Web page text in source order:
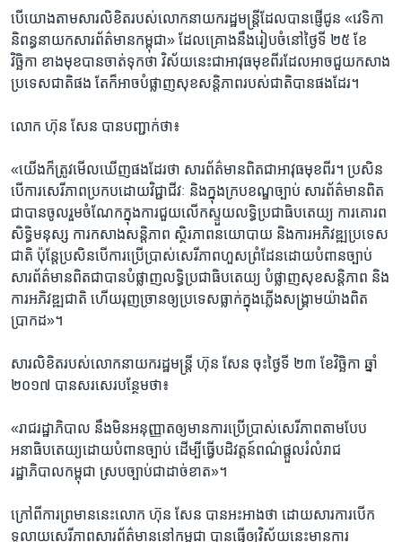
បើ​យោង​តាម​សារ​លិខិតរបស់​លោក​នាយករដ្ឋមន្ត្រី​ដែល​បាន​ផ្ញើ​ជូន «វេទិកា​
និពន្ធ​នាយក​សារព័ត៌មាន​កម្ពុជា»​ ដែល​គ្រោង​នឹង​រៀបចំ​នៅ​ថ្ងៃ​ទី​ ២៥​ ខែ​
វិច្ឆិកា​ ​ខាងមុខ​បានចាត់​ទុក​ថា​ វិស័យ​នេះ​ជា​អាវុធ​មុខ​ពីរ​ដែល​អាច​ជួយ​កសាង​
ប្រទេស​ជាតិ​ផង​ តែ​ក៏​អាច​បំផ្លាញ​សុខ​សន្តិភាព​របស់​ជាតិ​បាន​ផង​ដែរ។
លោក​ ហ៊ុន សែន​ បាន​បញ្ជាក់​ថា៖
«យើង​ក៏​ត្រូវ​មើល​ឃើញ​ផង​ដែរ​ថា​ សារព័ត៌មាន​ពិត​ជា​អាវុធ​មុខ​ពីរ។ ប្រសិន​
បើ​ការ​សេរីភាព​ប្រកប​ដោយ​វិជ្ជាជីវៈ​ និង​ក្នុង​ក្រប​ខណ្ឌ​ច្បាប់​ សារព័ត៌មាន​ពិត​
ជា​បាន​ចូលរួម​ចំណែក​ក្នុង​ការ​ជួយ​លើក​ស្ទួយ​លទ្ធិ​ប្រជាធិបតេយ្យ​ ការ​គោរព​
សិទ្ធិមនុស្ស​ ការ​កសាង​សន្តិភាព​ ស្ថិរភាព​នយោបាយ​ និង​ការ​អភិវឌ្ឍ​ប្រទេស​
ជាតិ​ ប៉ុន្តែ​ប្រសិន​បើ​ការ​ប្រើប្រាស់​សេរីភាព​ហួស​ព្រំដែន​ដោយ​បំពាន​ច្បាប់​
សារព័ត៌មាន​ពិត​ជា​បាន​បំផ្លាញ​លទ្ធិប្រជាធិបតេយ្យ​ បំផ្លាញ​សុខ​សន្តិភាព​ និង​
ការ​អភិវឌ្ឍ​ជាតិ​ ហើយ​រុញច្រាន​ឲ្យ​ប្រទេស​ធ្លាក់​ក្នុង​ភ្លើង​សង្គ្រាម​យ៉ាង​ពិត​
ប្រាកដ‍»។
សារលិខិត​របស់​លោក​នាយករដ្ឋមន្ត្រី ហ៊ុន​ សែន​ ចុះ​ថ្ងៃ​ទី​ ២៣​ ​ខែ​វិច្ឆិកា​ ឆ្នាំ​
២០១៧​ ​បាន​សរសេរ​បន្ថែម​ថា៖
«រាជរដ្ឋាភិបាល​ នឹង​មិន​អនុញ្ញាត​ឲ្យ​មាន​ការ​ប្រើប្រាស់​សេរីភាព​តាម​បែប​
អនាធិបតេយ្យ​ដោយ​បំពាន​ច្បាប់​ ដើម្បី​ធ្វើ​បដិវត្តន៍​ពណ៌​ផ្តួល​រំលំ​រាជ​
រដ្ឋាភិបាល​កម្ពុជា​ ស្រប​ច្បាប់​ជា​ដាច់ខាត»។​
ក្រៅពី​ការ​ព្រមាន​នេះ​លោក ​ហ៊ុន សែន​ បាន​អះអាង​ថា​ ដោយ​សារការ​បើក
ទូលាយ​សេរីភាព​សារព័ត៌មាន​នៅ​កម្ពុជា​ បាន​ធ្វើ​ឲ្យ​វិស័យ​នេះ​មានការ​